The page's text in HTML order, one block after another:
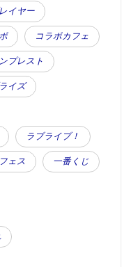
イヤー
コラボカフェ
プレスト
イズ
ラブライブ！
ェス 一番くじ